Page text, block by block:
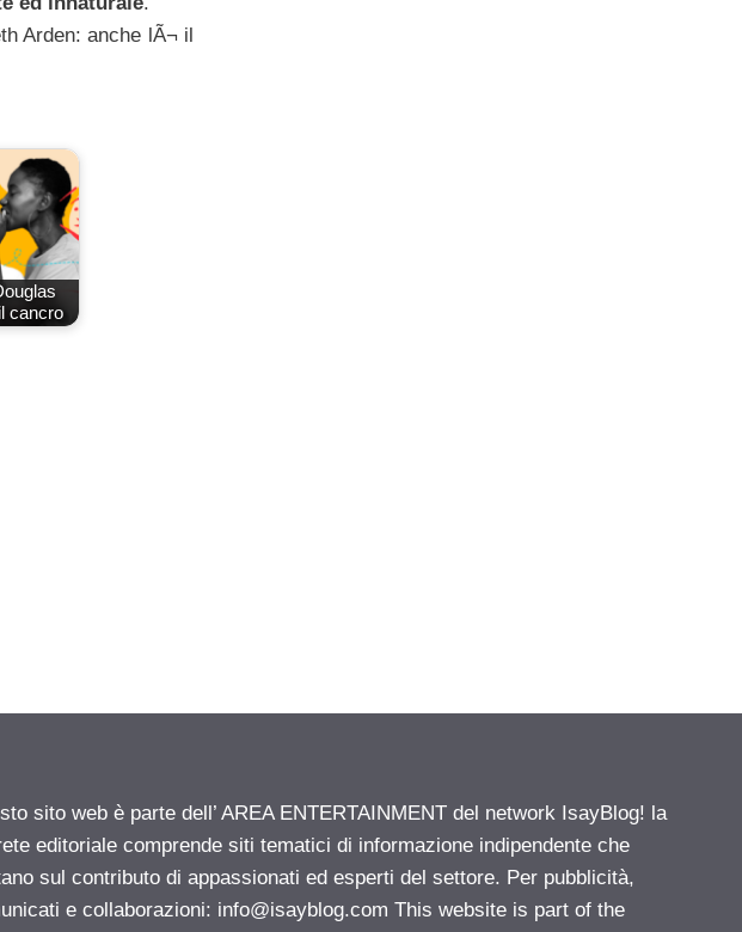
Arden: anche lÃ¬ il
cancro
sito web è parte dell’ AREA ENTERTAINMENT del network IsayBlog! la
editoriale comprende siti tematici di informazione indipendente che
sul contributo di appassionati ed esperti del settore. Per pubblicità,
e collaborazioni: info@isayblog.com This website is part of the